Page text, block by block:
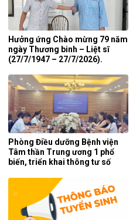
Hưởng ứng Chào mừng 79 năm
ngày Thương binh – Liệt sĩ
(27/7/1947 – 27/7/2026).
Phòng Điều dưỡng Bệnh viện
Tâm thần Trung ương 1 phổ
biến, triển khai thông tư số
chuyên môn của điều dưỡng.